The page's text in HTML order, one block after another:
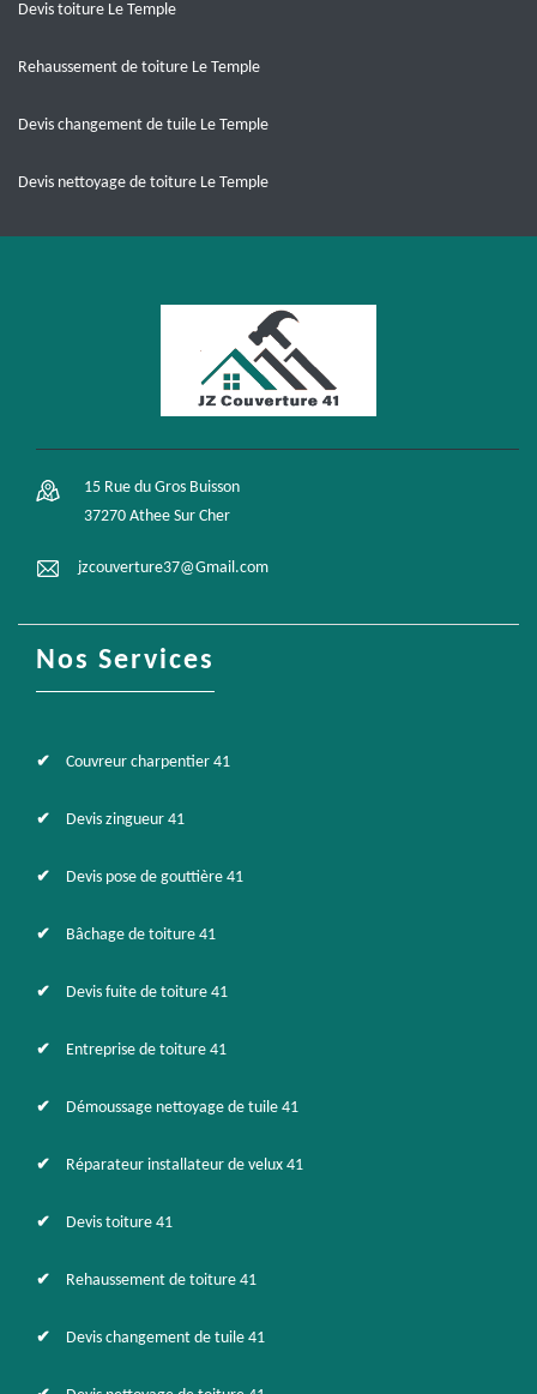
Devis toiture Le Temple
Rehaussement de toiture Le Temple
Devis changement de tuile Le Temple
Devis nettoyage de toiture Le Temple
15 Rue du Gros Buisson
37270 Athee Sur Cher
jzcouverture37@Gmail.com
Nos Services
Couvreur charpentier 41
Devis zingueur 41
Devis pose de gouttière 41
Bâchage de toiture 41
Devis fuite de toiture 41
Entreprise de toiture 41
Démoussage nettoyage de tuile 41
Réparateur installateur de velux 41
Devis toiture 41
Rehaussement de toiture 41
Devis changement de tuile 41